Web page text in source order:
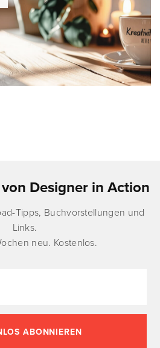
Designer in Action
Tipps, Buchvorstellungen und
Links.
neu. Kostenlos.